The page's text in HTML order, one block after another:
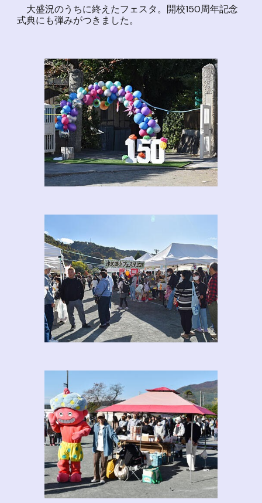
大盛況のうちに終えたフェスタ。開校150周年記念
式典にも弾みがつきました。